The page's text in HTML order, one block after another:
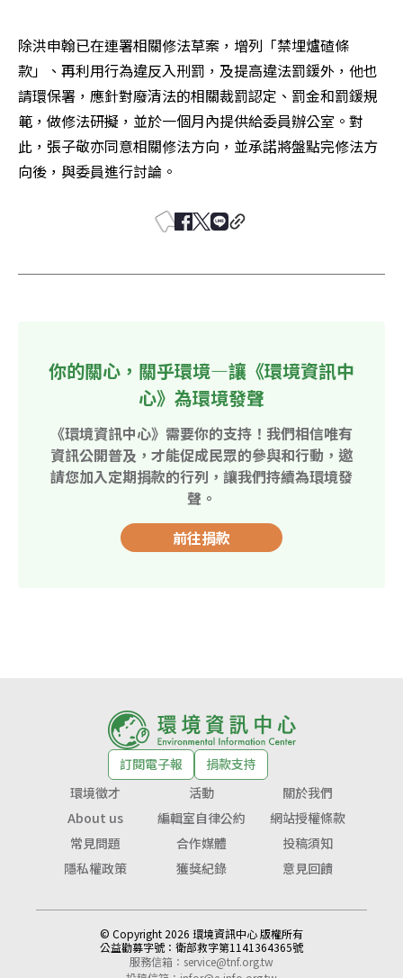
除洪申翰已在連署相關修法草案，增列「禁埋爐碴條
款」、再利用行為違反入刑罰，及提高違法罰鍰外，他也
請環保署，應針對廢清法的相關裁罰認定、罰金和罰鍰規
範，做修法研擬，並於一個月內提供給委員辦公室。對
此，張子敬亦同意相關修法方向，並承諾將盤點完修法方
向後，與委員進行討論。
你的關心，關乎環境—讓《環境資訊中
心》為環境發聲
《環境資訊中心》需要你的支持！我們相信唯有
資訊公開普及，才能促成民眾的參與和行動，邀
請您加入定期捐款的行列，讓我們持續為環境發
聲。
前往捐款
訂閱電子報
捐款支持
環境徵才
活動
關於我們
About us
編輯室自律公約
網站授權條款
常見問題
合作媒體
投稿須知
隱私權政策
獲獎紀錄 意見回饋
© Copyright 2026 環境資訊中心 版權所有
公益勸募字號： 衛部救字第1141364365號
服務信箱： service@tnf.org.tw